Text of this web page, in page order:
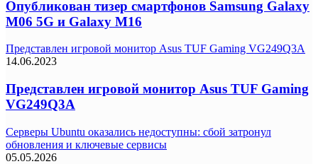
Опубликован тизер смартфонов Samsung Galaxy
M06 5G и Galaxy M16
Представлен игровой монитор Asus TUF Gaming VG249Q3A
14.06.2023
Представлен игровой монитор Asus TUF Gaming
VG249Q3A
Серверы Ubuntu оказались недоступны: сбой затронул
обновления и ключевые сервисы
05.05.2026